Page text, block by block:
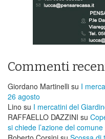
Commenti
Giordano Martinelli su I
26 agosto
Lino su I mercatini del
RAFFAELLO DAZZINI su
si chiede l’azione del comune